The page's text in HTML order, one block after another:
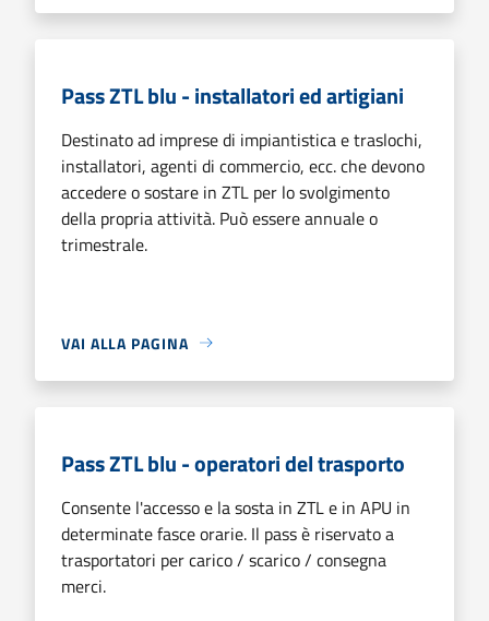
Pass ZTL blu - installatori ed artigiani
Destinato ad imprese di impiantistica e traslochi,
installatori, agenti di commercio, ecc. che devono
accedere o sostare in ZTL per lo svolgimento
della propria attività. Può essere annuale o
trimestrale.
VAI ALLA PAGINA
Pass ZTL blu - operatori del trasporto
Consente l'accesso e la sosta in ZTL e in APU in
determinate fasce orarie. Il pass è riservato a
trasportatori per carico / scarico / consegna
merci.